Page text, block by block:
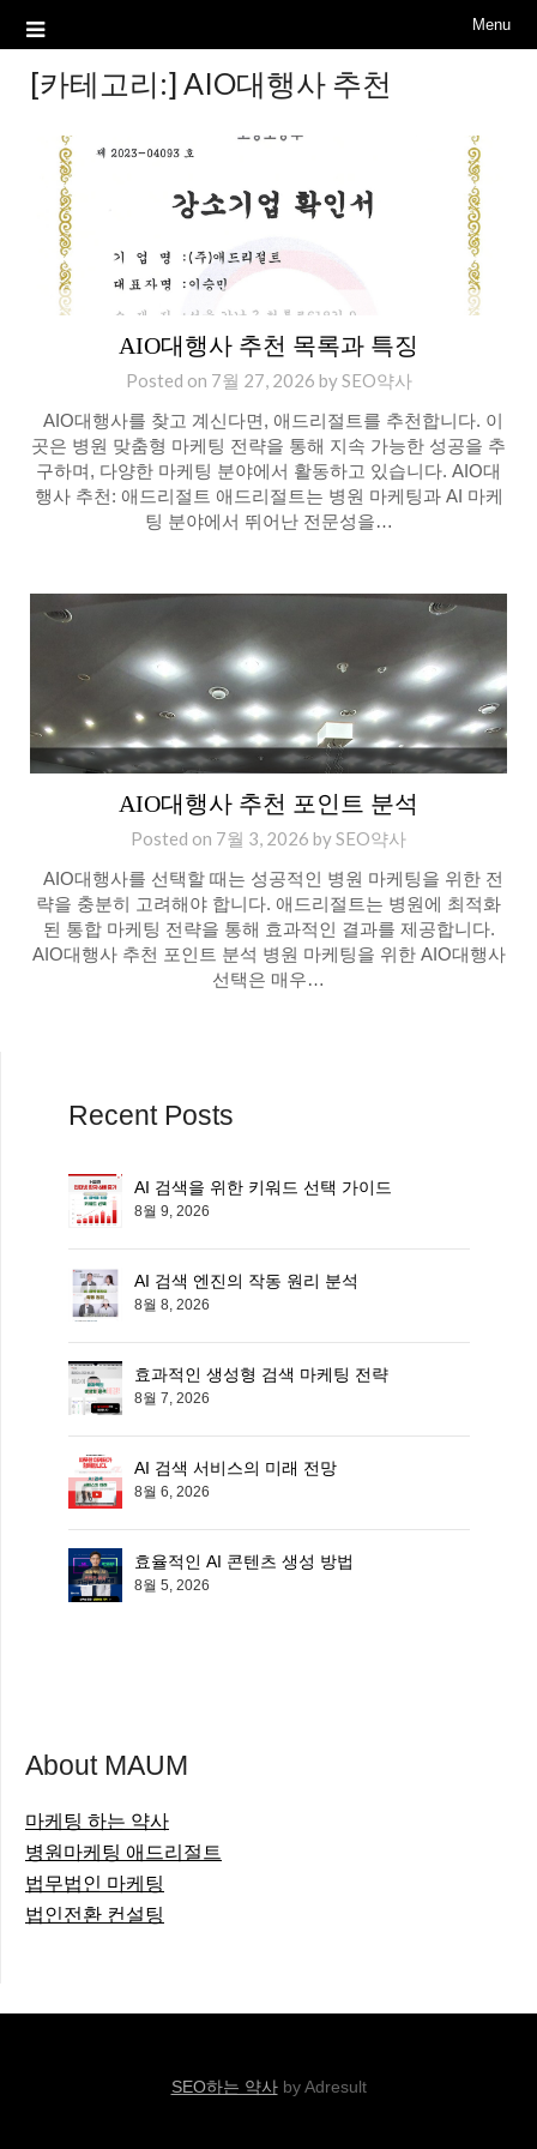
Menu
[카테고리:] AIO대행사 추천
AIO대행사 추천 목록과 특징
Posted on 7월 27, 2026 bySEO약사
AIO대행사를 찾고 계신다면, 애드리절트를 추천합니다. 이
곳은 병원 맞춤형 마케팅 전략을 통해 지속 가능한 성공을 추
구하며, 다양한 마케팅 분야에서 활동하고 있습니다. AIO대
행사 추천: 애드리절트 애드리절트는 병원 마케팅과 AI 마케
팅 분야에서 뛰어난 전문성을…
AIO대행사 추천 포인트 분석
Posted on 7월 3, 2026 bySEO약사
AIO대행사를 선택할 때는 성공적인 병원 마케팅을 위한 전
략을 충분히 고려해야 합니다. 애드리절트는 병원에 최적화
된 통합 마케팅 전략을 통해 효과적인 결과를 제공합니다.
AIO대행사 추천 포인트 분석 병원 마케팅을 위한 AIO대행사
선택은 매우…
Recent Posts
AI 검색을 위한 키워드 선택 가이드
8월 9, 2026
AI 검색 엔진의 작동 원리 분석
8월 8, 2026
효과적인 생성형 검색 마케팅 전략
8월 7, 2026
AI 검색 서비스의 미래 전망
8월 6, 2026
효율적인 AI 콘텐츠 생성 방법
8월 5, 2026
About MAUM
마케팅 하는 약사
병원마케팅 애드리절트
법무법인 마케팅
법인전환 컨설팅
SEO하는 약사by Adresult